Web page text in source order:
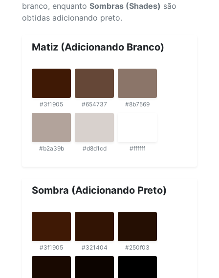
branco, enquanto Sombras (Shades) são
obtidas adicionando preto.
Matiz (Adicionando Branco)
#3f1905 #654737 #8b7569
#b2a39b #d8d1cd #ffffff
Sombra (Adicionando Preto)
#3f1905 #321404 #250f03